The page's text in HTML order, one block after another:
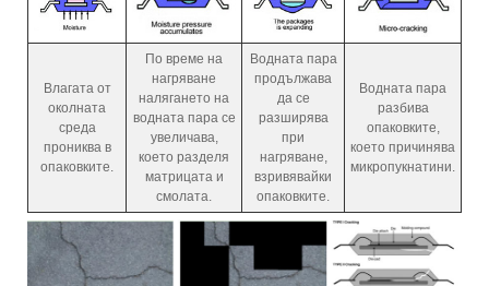
Влагата от
околната
среда
прониква в
опаковките.
По време на
нагряване
налягането на
водната пара се
увеличава,
което разделя
матрицата и
смолата.
Водната пара
продължава
да се
разширява
при
нагряване,
взривявайки
опаковките.
Водната пара
разбива
опаковките,
което причинява
микропукнатини.